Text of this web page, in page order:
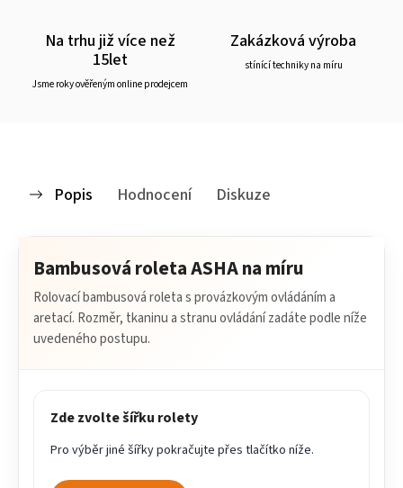
Na trhu již více než
15let
Jsme roky ověřeným online prodejcem
Zakázková výroba
stínící techniky na míru
Popis Hodnocení Diskuze
Bambusová roleta ASHA na míru
Rolovací bambusová roleta s provázkovým ovládáním a
aretací. Rozměr, tkaninu a stranu ovládání zadáte podle níže
uvedeného postupu.
Zde zvolte šířku rolety
Pro výběr jiné šířky pokračujte přes tlačítko níže.